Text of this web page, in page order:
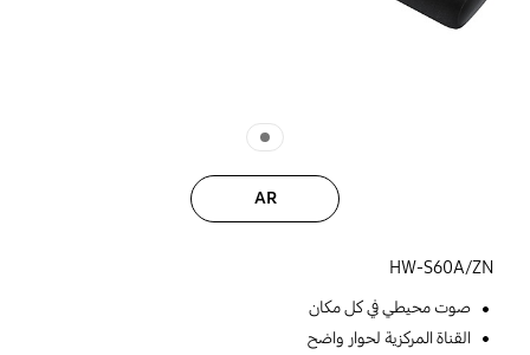
AR
HW-S60A/ZN
صوت محيطي في كل مكان
القناة المركزية لحوار واضح